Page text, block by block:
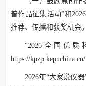
普作品征集活动”和
推荐、传播和获奖机会。
“2026全国优
https://kpzp.kepuchina.cn/
2026年“大家说仪